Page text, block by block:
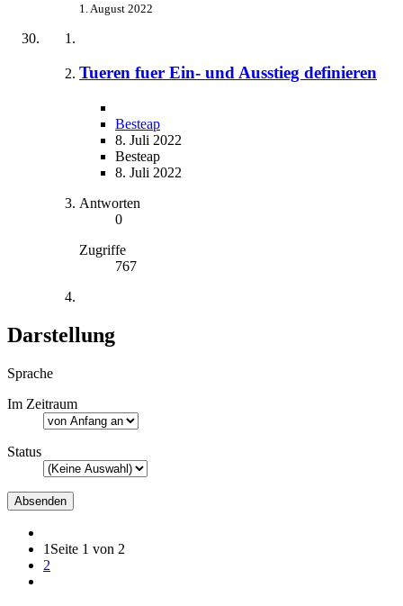
1. August 2022
Tueren fuer Ein- und Ausstieg definieren
Besteap
8. Juli 2022
Besteap
8. Juli 2022
Antworten
0
Zugriffe
767
Darstellung
Sprache
Im Zeitraum
Status
1 Seite 1 von 2
2